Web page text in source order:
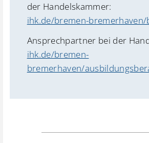
der Handelskammer:
ihk.de/bremen-
Ansprechpartner bei der
ihk.de/bremen-
bremerhaven/